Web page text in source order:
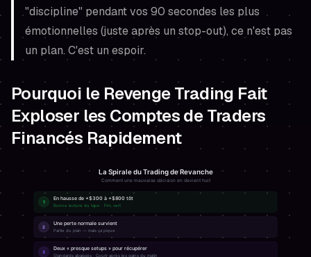
"discipline" pendant vos 90 secondes les plus
émotionnelles (juste après un stop-out), ce n'est pas
un plan. C'est un espoir.
Pourquoi le Revenge Trading Fait
Exploser les Comptes de Traders
Financés Rapidement